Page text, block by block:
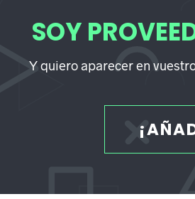
SOY
Y quiero aparecer en